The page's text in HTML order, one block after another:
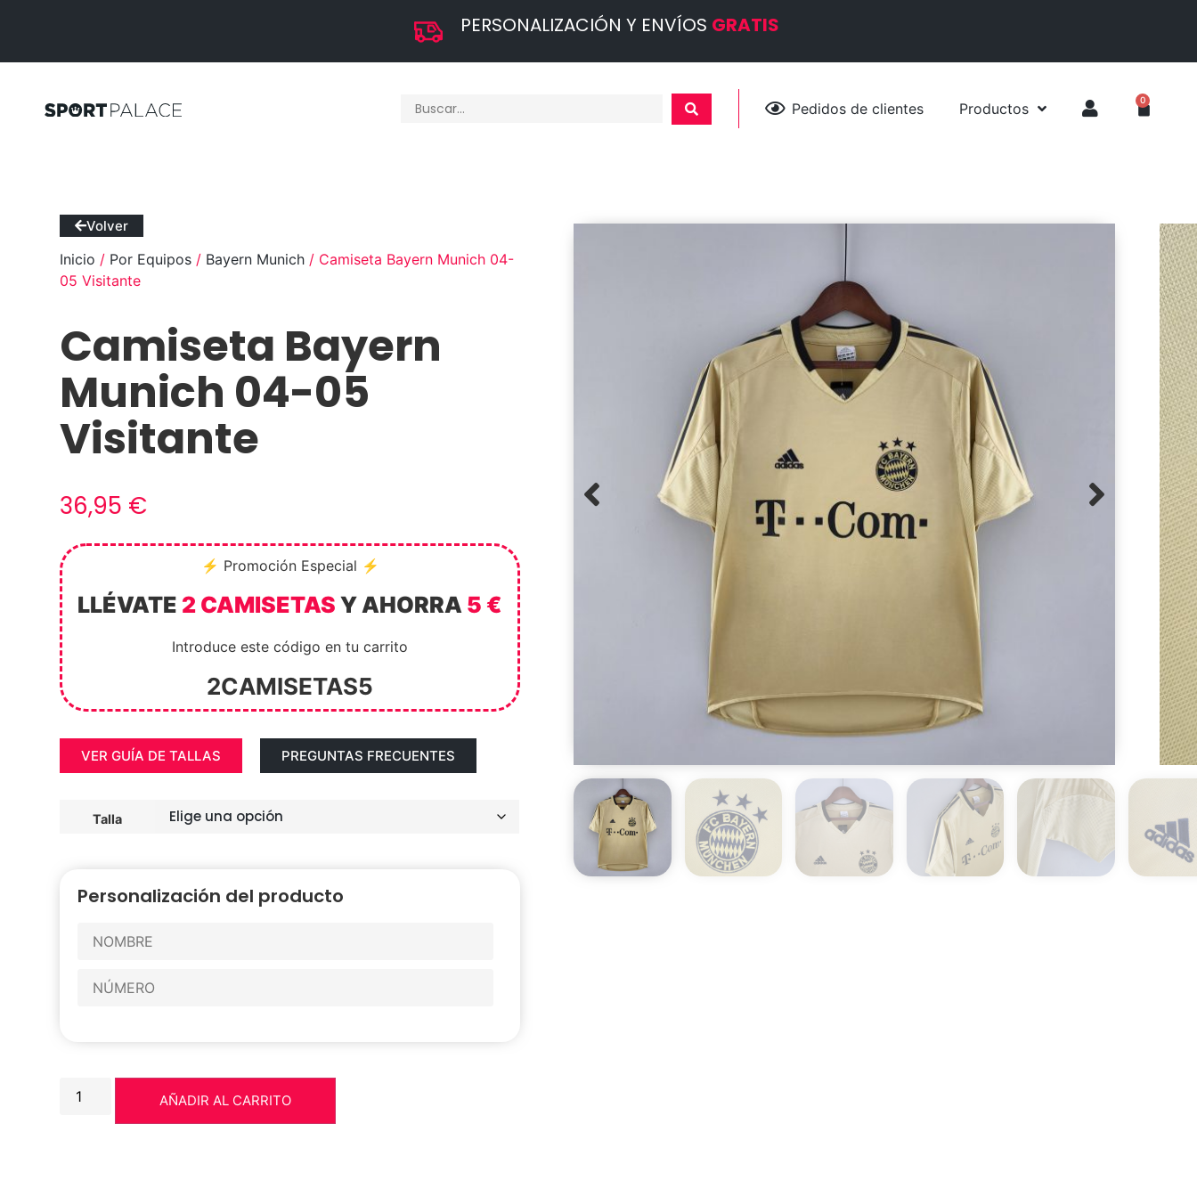
PERSONALIZACIÓN Y ENVÍOS GRATIS
Pedidos de clientes Productos 0
Volver
Inicio / Por Equipos / Bayern Munich / Camiseta Bayern Munich 04-
05 Visitante
Camiseta Bayern
Munich 04-05
Visitante
36,95 €
⚡ Promoción Especial ⚡
LLÉVATE 2 CAMISETAS Y AHORRA 5 €
Introduce este código en tu carrito
2CAMISETAS5
VER GUÍA DE TALLAS PREGUNTAS FRECUENTES
Talla
Personalización del producto
AÑADIR AL CARRITO